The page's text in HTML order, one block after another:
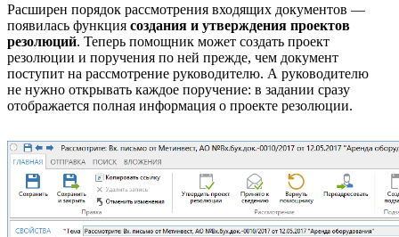
Расширен порядок рассмотрения входящих документов —
появилась функция создания и утверждения проектов
резолюций. Теперь помощник может создать проект
резолюции и поручения по ней прежде, чем документ
поступит на рассмотрение руководителю. А руководителю
не нужно открывать каждое поручение: в задании сразу
отображается полная информация о проекте резолюции.